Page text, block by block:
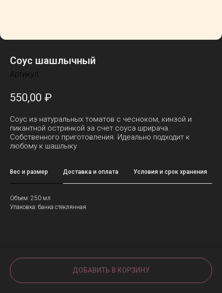
Соус шашлычный
Артикул:
550,00 ₽
ДОБАВИТЬ В КОРЗИНУ
Соус из натуральных томатов с чесноком, кинзой и
пикантной остринкой за счет соуса шрирача.
Собственного приготовления. Идеально подходит к
любому к шашлыку
Вес и размер Доставка и оплата Условия и срок хранения
Объем: 250 мл
Упаковка: банка стеклянная